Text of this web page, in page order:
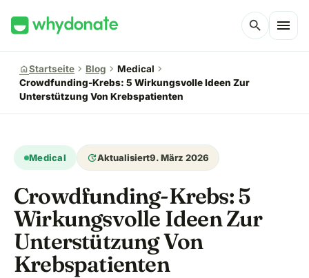
search menu
homeStartseite chevron_right Blog chevron_right Medical chevron_right
Crowdfunding-Krebs: 5 Wirkungsvolle Ideen Zur
Unterstützung Von Krebspatienten
Medical updateAktualisiert9. März 2026
Crowdfunding-Krebs: 5
Wirkungsvolle Ideen Zur
Unterstützung Von
Krebspatienten